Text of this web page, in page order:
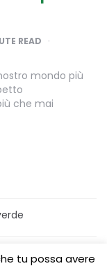
READ
mondo più
che mai
tu possa avere